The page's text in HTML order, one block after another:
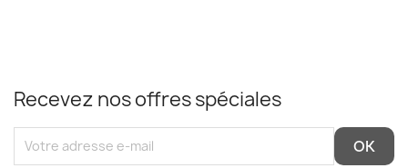
Recevez nos offres spéciales